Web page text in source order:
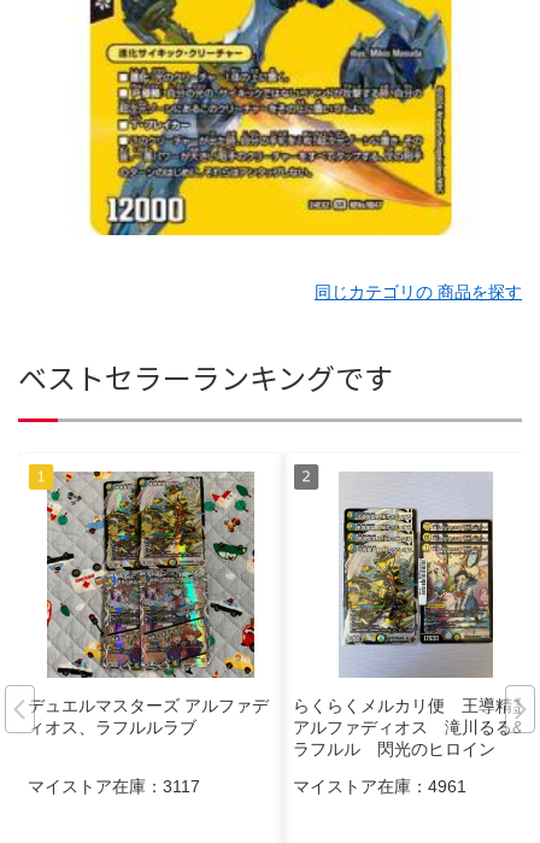
同じカテゴリの 商品を探す
ベストセラーランキングです
デュエルマスターズ アルファデ
ィオス、ラフルルラブ
マイストア在庫： 3117
らくらくメルカリ便 王導精霊
アルファディオス 滝川るる&
ラフルル 閃光のヒロイン
マイストア在庫： 4961